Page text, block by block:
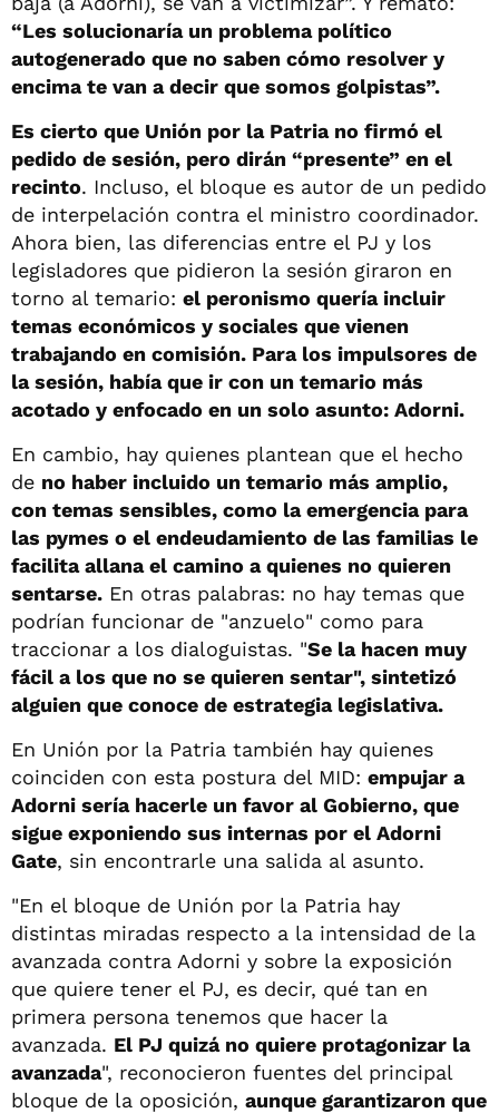
“Les solucionaría un problema político
autogenerado que no saben cómo resolver y
encima te van a decir que somos golpistas”.
Es cierto que Unión por la Patria no firmó el
pedido de sesión, pero dirán “presente” en el
recinto. Incluso, el bloque es autor de un pedido
de interpelación contra el ministro coordinador.
Ahora bien, las diferencias entre el PJ y los
legisladores que pidieron la sesión giraron en
torno al temario: el peronismo quería incluir
temas económicos y sociales que vienen
trabajando en comisión. Para los impulsores de
la sesión, había que ir con un temario más
acotado y enfocado en un solo asunto: Adorni.
En cambio, hay quienes plantean que el hecho
de no haber incluido un temario más amplio,
con temas sensibles, como la emergencia para
las pymes o el endeudamiento de las familias le
facilita allana el camino a quienes no quieren
sentarse. En otras palabras: no hay temas que
podrían funcionar de "anzuelo" como para
traccionar a los dialoguistas. "Se la hacen muy
fácil a los que no se quieren sentar", sintetizó
alguien que conoce de estrategia legislativa.
En Unión por la Patria también hay quienes
coinciden con esta postura del MID: empujar a
Adorni sería hacerle un favor al Gobierno, que
sigue exponiendo sus internas por el Adorni
Gate, sin encontrarle una salida al asunto.
"En el bloque de Unión por la Patria hay
distintas miradas respecto a la intensidad de la
avanzada contra Adorni y sobre la exposición
que quiere tener el PJ, es decir, qué tan en
primera persona tenemos que hacer la
avanzada. El PJ quizá no quiere protagonizar la
avanzada", reconocieron fuentes del principal
bloque de la oposición, aunque garantizaron que